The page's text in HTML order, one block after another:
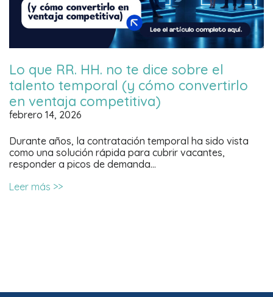
Lo que RR. HH. no te dice sobre el
talento temporal (y cómo convertirlo
en ventaja competitiva)
febrero 14, 2026
Durante años, la contratación temporal ha sido vista
como una solución rápida para cubrir vacantes,
responder a picos de demanda…
Leer más >>